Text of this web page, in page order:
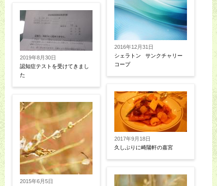
2019年8月30日
認知症テストを受けてきまし
た
2015年6月5日
2016年12月31日
シェラトン サンクチャリー
コープ
2017年9月18日
久しぶりに崎陽軒の嘉宮